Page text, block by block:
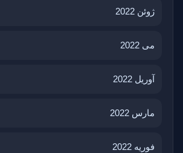
ژوئن 2022
می 2022
آوریل 2022
مارس 2022
فوریه 2022